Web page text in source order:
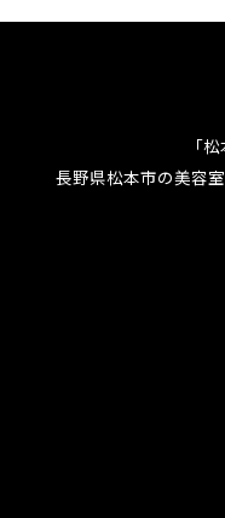
「
長野県松本市の美容